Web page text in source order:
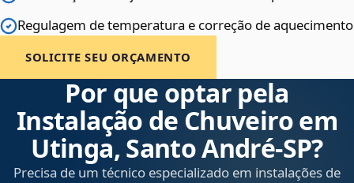
Regulagem de temperatura e correção de aquecimento
SOLICITE SEU ORÇAMENTO
Por que optar pela
Instalação de Chuveiro em
Utinga, Santo André‑SP?
Precisa de um técnico especializado em instalações de